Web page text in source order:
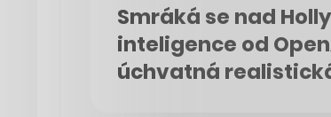
Smráká se nad
inteligence od
úchvatná